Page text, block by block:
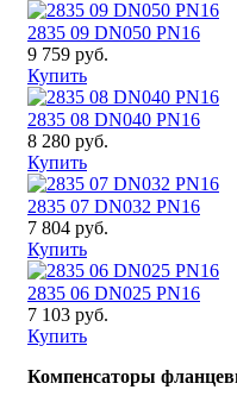
2835 09 DN050 PN16
9 759 руб.
Купить
2835 08 DN040 PN16
8 280 руб.
Купить
2835 07 DN032 PN16
7 804 руб.
Купить
2835 06 DN025 PN16
7 103 руб.
Купить
Компенсаторы